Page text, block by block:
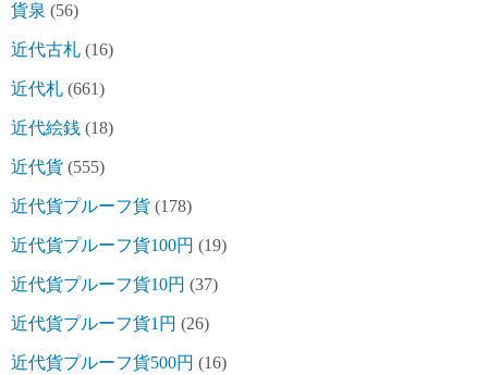
貨泉 (56)
近代古札 (16)
近代札 (661)
近代絵銭 (18)
近代貨 (555)
近代貨プルーフ貨 (178)
近代貨プルーフ貨100円 (19)
近代貨プルーフ貨10円 (37)
近代貨プルーフ貨1円 (26)
近代貨プルーフ貨500円 (16)